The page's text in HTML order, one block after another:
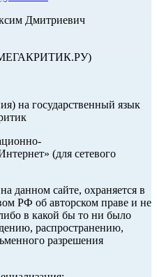
Дмитриевич
на государственный язык
(для сетевого
данном сайте, охраняется в
РФ об авторском праве и не
в какой бы то ни было
распространению,
разрешения